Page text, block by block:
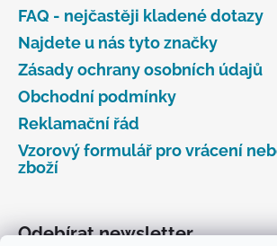
FAQ - nejčastěji kladené dotazy
Najdete u nás tyto značky
Zásady ochrany osobních údajů
Obchodní podmínky
Reklamační řád
Vzorový formulář pro vrácení
zboží
Odebírat newsletter